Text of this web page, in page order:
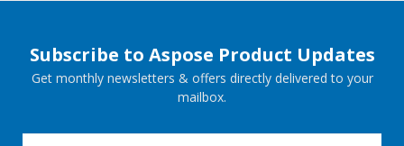
Subscribe to Aspose Product Updates
Get monthly newsletters & offers directly delivered to your
mailbox.